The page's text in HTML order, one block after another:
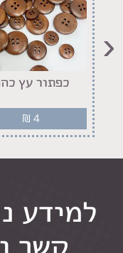
כפתור עץ
₪ 4
‹
למידע